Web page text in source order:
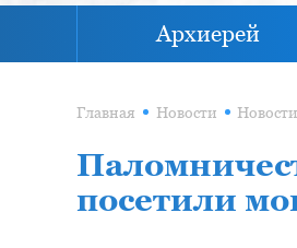
Архиерей
Главная Новости
посетили